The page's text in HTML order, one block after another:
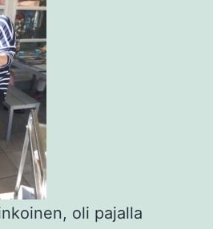
oli pajalla